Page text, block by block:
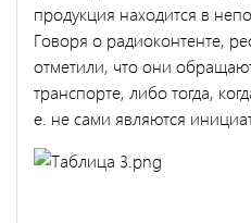
продукция находится в
Говоря о радиоконтенте,
отметили, что они
транспорте, либо тогда,
е. не сами являются